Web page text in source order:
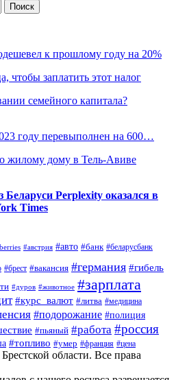
к прошлому году на 20%
чтобы заплатить этот налог
семейного капитала?
году перевыполнен на 600…
жилому дому в Тель-Авиве
Perplexity оказался в
Times
#австрия #авто #банк #беларусбанк
#брест #вакансия #германия #гибель
#дуров #животное #зарплата
#курс_валют #литва #медицина
#подорожание #полиция
#пьяный #работа #россия
#топливо #умер #франция #цена
области. Все права